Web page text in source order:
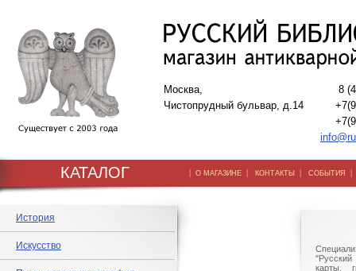
Москва,
Чистопрудный бульвар, д.14
8
КАТАЛОГ | О МАГАЗИНЕ | КОНТАКТЫ | СОБЫТИЯ
История
Искусство
"Русский
карты,